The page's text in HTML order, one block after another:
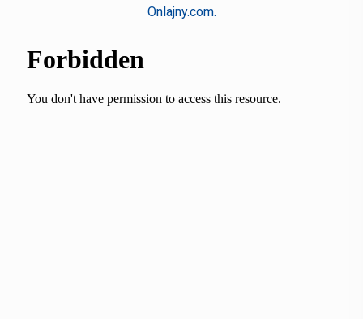
Onlajny.com.